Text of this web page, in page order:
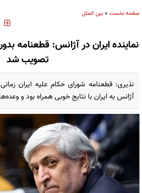
صفحه نخست »بین الملل
نماینده ایران در آژانس: قطعنامه
تصویب شد
نذیری: قطعنامه شورای حکام علیه ایران
آژانس به ایران با نتایج خوبی همراه بود و